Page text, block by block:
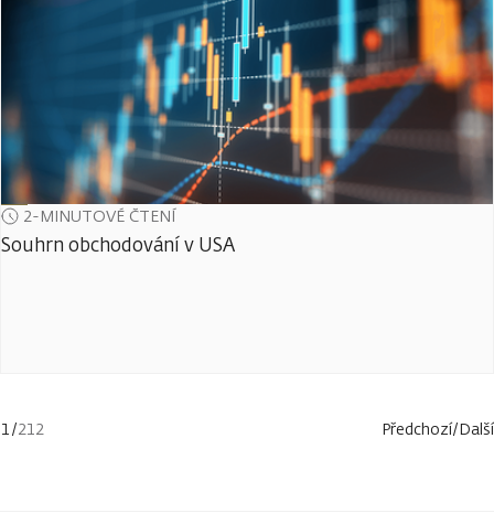
2-MINUTOVÉ ČTENÍ
Souhrn obchodování v USA
1/212 Předchozí/Další